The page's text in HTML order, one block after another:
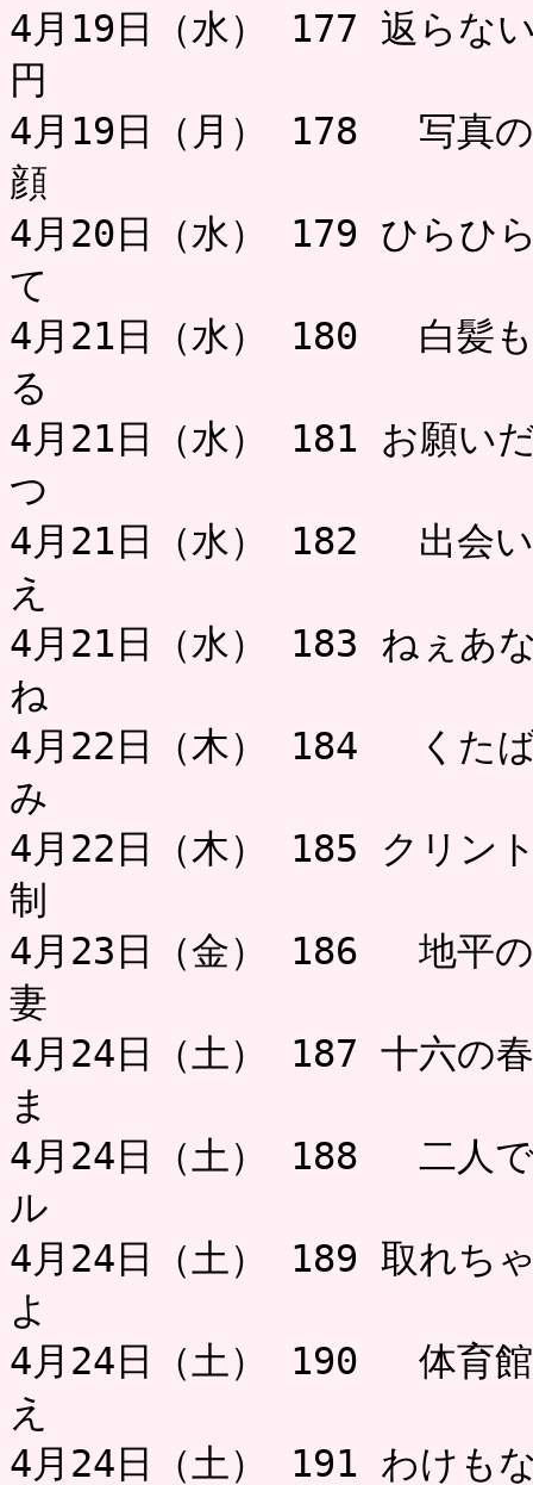
4月19日（水） 177 返らな
円 ミャ
4月19日（月） 178 写真の
顔 お
4月20日（水） 179 ひらひ
て
4月21日（水） 180 白髪も
る
4月21日（水） 181 お願い
つ
4月21日（水） 182 出会い
え
4月21日（水） 183 ねぇあ
ね お
4月22日（木） 184 くたば
み
4月22日（木） 185 クリン
制
4月23日（金） 186 地平の
妻
4月24日（土） 187 十六の
ま ミャ
4月24日（土） 188 二人で
ル
4月24日（土） 189 取れち
よ お
4月24日（土） 190 体育館
え
4月24日（土） 191 わけも